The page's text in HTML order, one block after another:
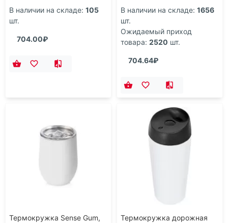
В наличии на складе: 105
шт.
704.00₽
В наличии на складе: 1656
шт.
Ожидаемый приход
товара: 2520 шт.
704.64₽
Термокружка Sense Gum,
Термокружка дорожная